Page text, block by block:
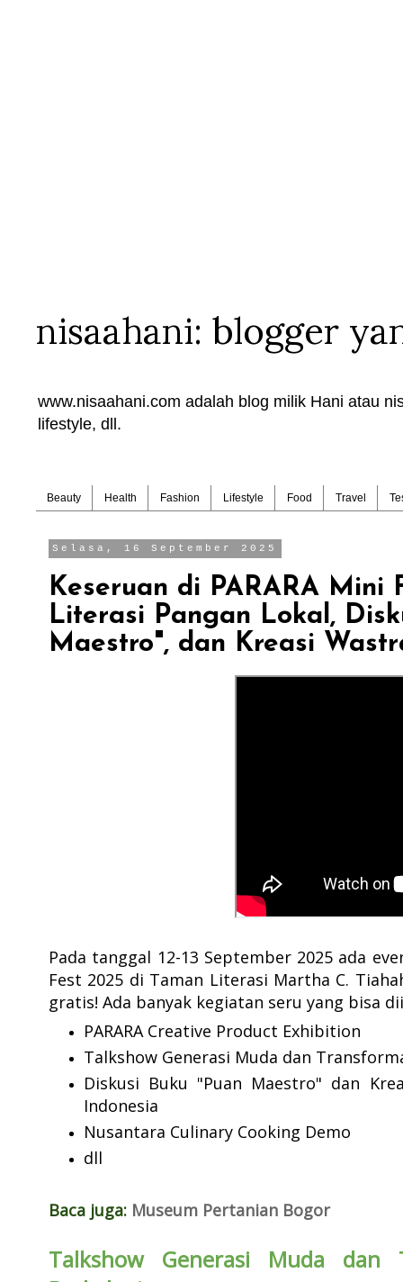
nisaahani: blogger
www.nisaahani.com adalah blog milik Hani atau
lifestyle, dll.
Beauty Health Fashion Lifestyle Food Travel
Selasa, 16 September 2025
Keseruan di PARARA Mini
Literasi Pangan Lokal,
Maestro", dan Kreasi
Pada tanggal 12-13 September 2025 ada
Fest 2025 di Taman Literasi Martha C.
gratis! Ada banyak kegiatan seru yang bisa
PARARA Creative Product Exhibition
Talkshow Generasi Muda dan
Diskusi Buku "Puan Maestro" dan
Indonesia
Nusantara Culinary Cooking Demo
dll
Baca juga: Museum Pertanian Bogor
Talkshow Generasi Muda dan